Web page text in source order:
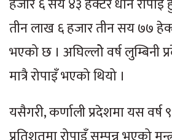
तीन लाख ६ हजार तीन सय ७७
भएको छ । अघिल्लोे वर्ष लुम्बिनी
मात्रै रोपाइँ भएको थियो ।
यसैगरी, कर्णाली प्रदेशमा यस